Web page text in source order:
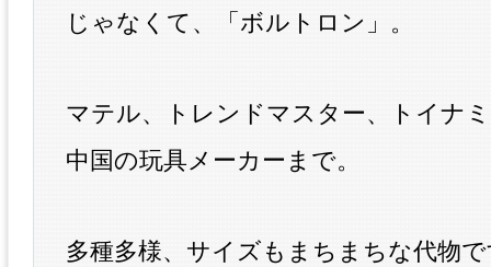
じゃなくて、「ボルトロン」。
マテル、トレンドマスター、トイナ
中国の玩具メーカーまで。
多種多様、サイズもまちまちな代物